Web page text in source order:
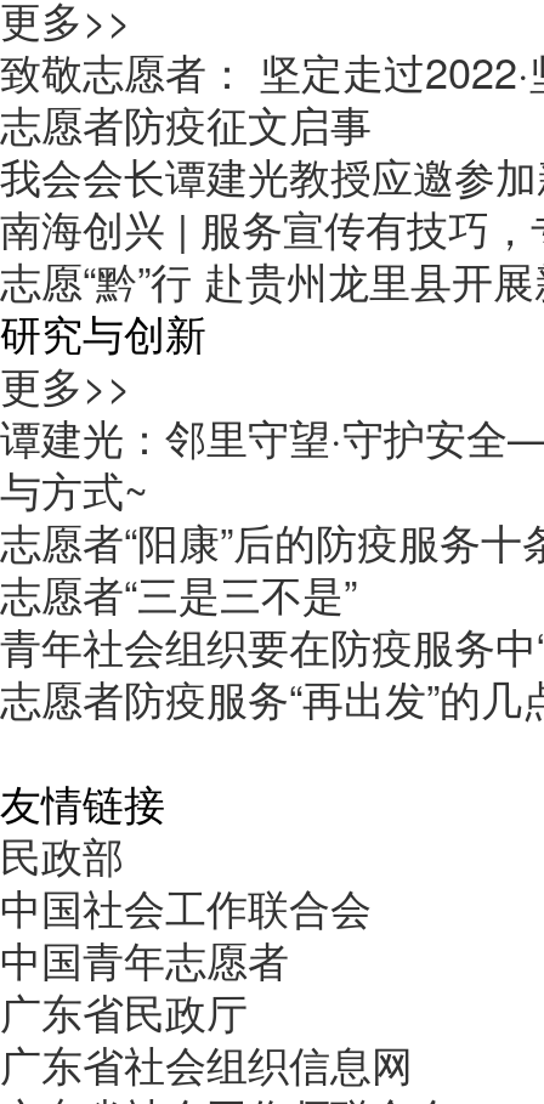
更多>>
致敬志愿者： 坚定走过
志愿者防疫征文启事
我会会长谭建光教授应邀参
南海创兴 | 服务宣传有技巧
志愿“黔”行 赴贵州龙里县开
研究与创新
更多>>
谭建光：邻里守望·守护安
与方式~
志愿者“阳康”后的防疫服务十
志愿者“三是三不是”
青年社会组织要在防疫服务中
志愿者防疫服务“再出发”的几
友情链接
民政部
中国社会工作联合会
中国青年志愿者
广东省民政厅
广东省社会组织信息网